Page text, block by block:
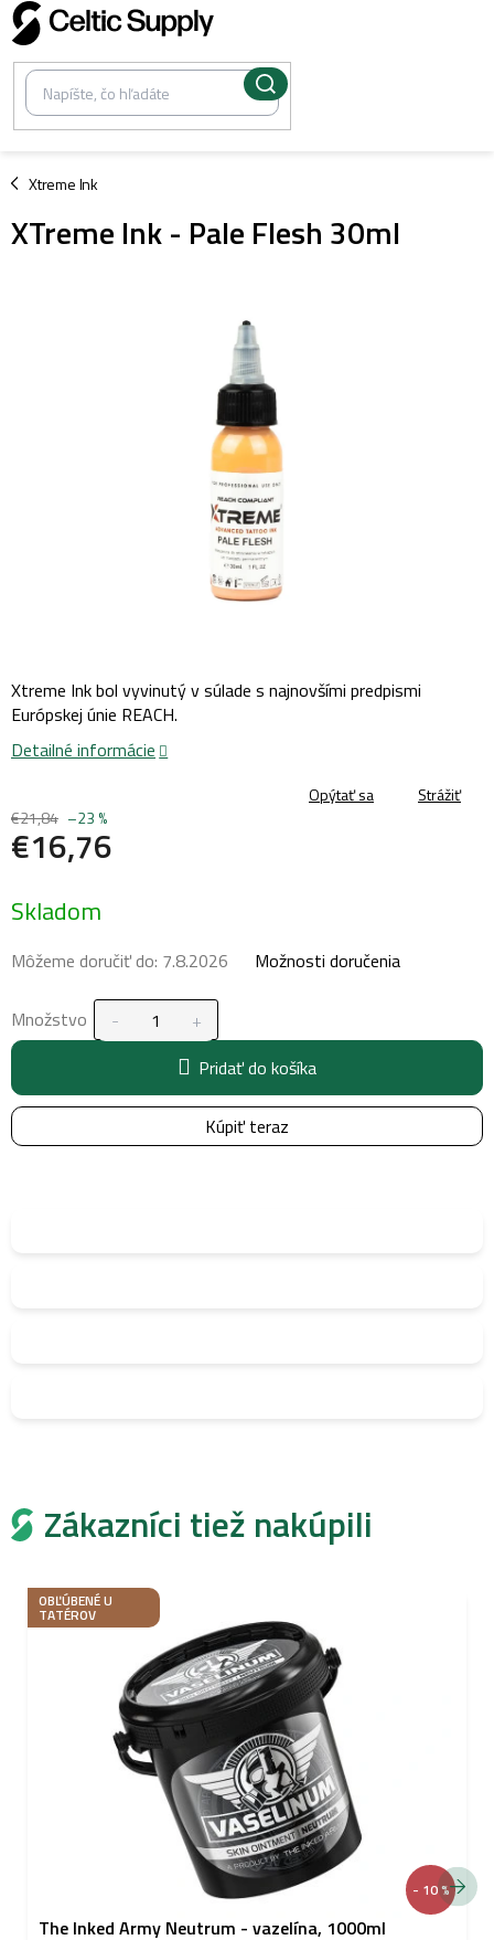
Prejsť
na
obsah
Xtreme Ink
/
XTreme Ink - Pale Flesh 30ml
€21,84 –23 %
€16,76
cena:
Skladom
Môžeme doručiť do: 7.8.2026 Možnosti doručenia
Množstvo
Pridať do košíka
Kúpiť teraz
Xtreme Ink bol vyvinutý v súlade s najnovšími predpismi
Európskej únie REACH.
Detailné informácie
Opýtať sa Strážiť
Zákazníci tiež nakúpili
- 10 %
OBĽÚBENÉ U
TATÉROV
The Inked Army Neutrum - vazelína, 1000ml